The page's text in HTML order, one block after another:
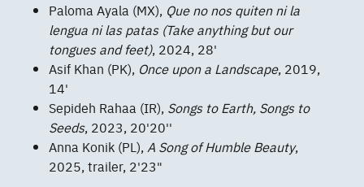
Paloma Ayala (MX), Que no nos quiten ni la
lengua ni las patas (Take anything but our
tongues and feet), 2024, 28'
Asif Khan (PK), Once upon a Landscape, 2019,
14'
Sepideh Rahaa (IR), Songs to Earth, Songs to
Seeds, 2023, 20'20''
Anna Konik (PL), A Song of Humble Beauty,
2025, trailer, 2'23"